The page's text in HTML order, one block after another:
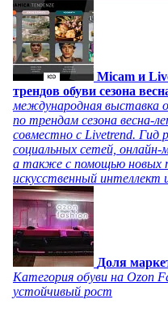
Micam и
трендов обуви сезона
международная выставка
по трендам сезона весна-
совместно с Livetrend. Гид
социальных сетей, онлайн-
а также с помощью новых
искусственный интеллект
Доля
Категория обуви на Ozon
устойчивый рост